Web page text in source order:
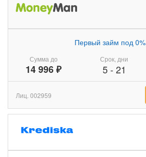
Сумма до
14 996 ₽
Первый займ под 0%
Срок, дни
5- 21
Лиц. 002959